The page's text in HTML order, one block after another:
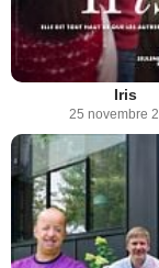
Iris
25 novembre